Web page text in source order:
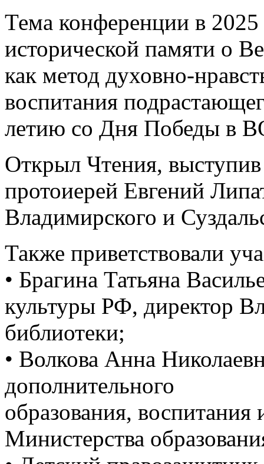
Тема конференции в
исторической памяти о
как метод духовно-
воспитания
летию со Дня Победы в
Открыл Чтения,
протоиерей Евгений
Владимирского и
Также приветствовали
• Брагина Татьяна
культуры РФ, директор
библиотеки;
• Волкова Анна
дополнительного
образования, воспитания
Министерства